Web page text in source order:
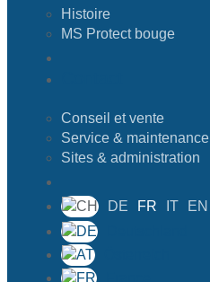
Histoire
MS Protect bouge
Conseil et vente
Service & maintenance
Sites & administration
DE FR IT
EN